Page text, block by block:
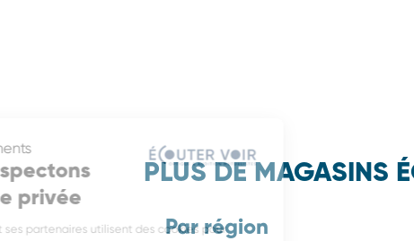
Nous respectons
votre vie privée
Écouter Voir et ses partenaires utilisent des cookies pour
PLUS DE MAGASINS
Par région